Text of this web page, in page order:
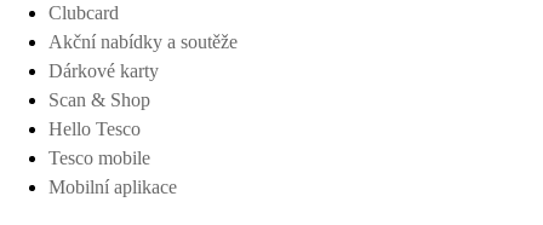
Clubcard
Akční nabídky a soutěže
Dárkové karty
Scan & Shop
Hello Tesco
Tesco mobile
Mobilní aplikace